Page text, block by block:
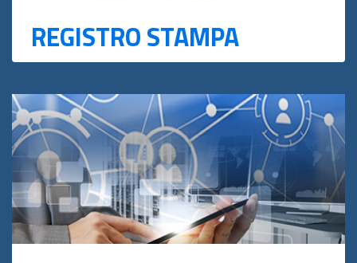
REGISTRO STAMPA